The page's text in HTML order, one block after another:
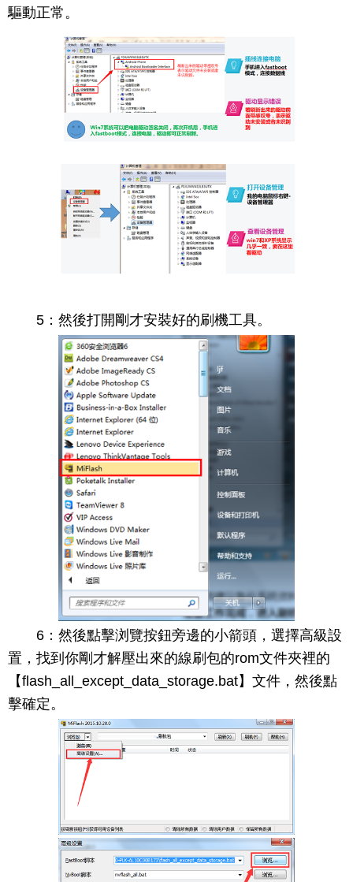
驅動正常。
5：然後打開剛才安裝好的刷機工具。
6：然後點擊浏覽按鈕旁邊的小箭頭，選擇高級設
置，找到你剛才解壓出來的線刷包的rom文件夾裡的
【flash_all_except_data_storage.bat】文件，然後點
擊確定。